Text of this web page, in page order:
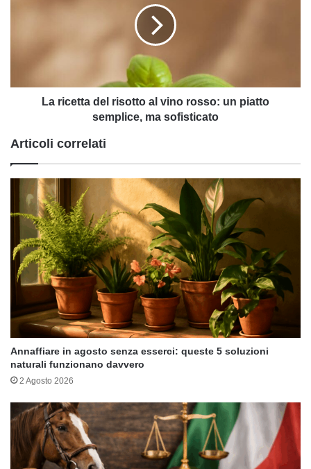
piatto
semplice,La ricetta del risotto al vino rosso: un piatto
semplice, ma sofisticato
Articoli correlati
Annaffiare in agosto senza esserci: queste 5 soluzioni
naturali funzionano davvero
2 Agosto 2026